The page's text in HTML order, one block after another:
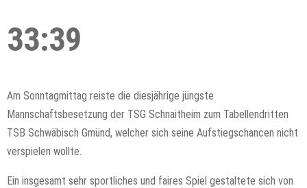
33:39
Am Sonntagmittag reiste die diesjährige jüngste
Mannschaftsbesetzung der TSG Schnaitheim zum Tabellendritten
TSB Schwäbisch Gmünd, welcher sich seine Aufstiegschancen nicht
verspielen wollte.
Ein insgesamt sehr sportliches und faires Spiel gestaltete sich von